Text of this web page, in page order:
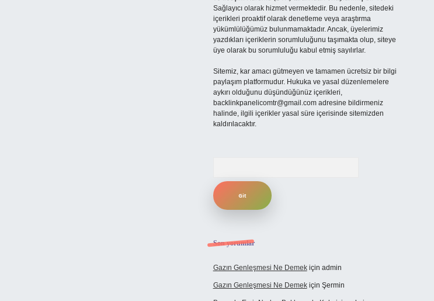
Sağlayıcı olarak hizmet vermektedir. Bu nedenle, sitedeki
içerikleri proaktif olarak denetleme veya araştırma
yükümlülüğümüz bulunmamaktadır. Ancak, üyelerimiz
yazdıkları içeriklerin sorumluluğunu taşımakta olup, siteye
üye olarak bu sorumluluğu kabul etmiş sayılırlar.
Sitemiz, kar amacı gütmeyen ve tamamen ücretsiz bir bilgi
paylaşım platformudur. Hukuka ve yasal düzenlemelere
aykırı olduğunu düşündüğünüz içerikleri,
backlinkpanelicomtr@gmail.comadresine bildirmeniz
halinde, ilgili içerikler yasal süre içerisinde sitemizden
kaldırılacaktır.
Son yorumlar
Gazın Genleşmesi Ne Demekiçin admin
Gazın Genleşmesi Ne Demekiçin Şermin